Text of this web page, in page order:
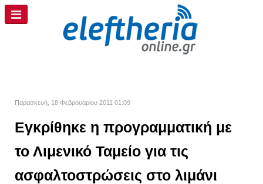
Παρασκευή, 18 Φεβρουαρίου 2011 01:09
Εγκρίθηκε η προγραμματική με
το Λιμενικό Ταμείο για τις
ασφαλτοστρώσεις στο λιμάνι